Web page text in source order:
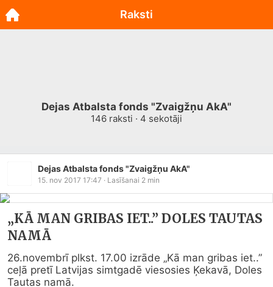
Dejas Atbalsta fonds "Zvaigžņu AkA"
146 raksti · 4 sekotāji
Dejas Atbalsta fonds "Zvaigžņu AkA"
15. nov 2017 17:47 · Lasīšanai 2 min
„KĀ MAN GRIBAS IET..” DOLES TAUTAS
NAMĀ
26.novembrī plkst. 17.00 izrāde „Kā man gribas iet..”
ceļā pretī Latvijas simtgadē viesosies Ķekavā, Doles
Tautas namā.
Raksti